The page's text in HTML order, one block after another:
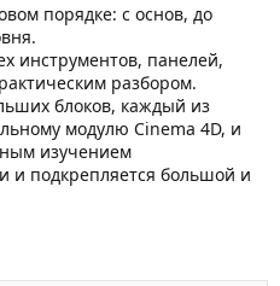
порядке: с основ, до
инструментов, панелей,
разбором.
блоков, каждый из
модулю Cinema 4D, и
изучением
и подкрепляется большой и